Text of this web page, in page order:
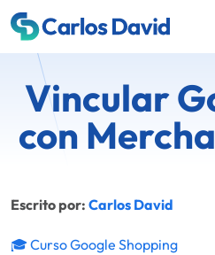
Vincular
con
Escrito por: Carlos David
🎓 Curso Google Shopping